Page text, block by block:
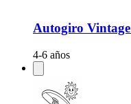
Autogiro
4-6 años